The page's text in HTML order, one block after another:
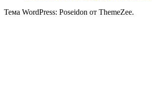
Тема WordPress: Poseidon от ThemeZee.